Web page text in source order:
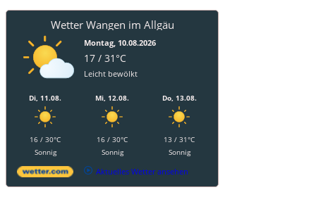
Wetter Wangen im Allgäu
Montag, 10.08.2026
17 / 31°C
Leicht bewölkt
Di, 11.08.
16 / 30°C
Sonnig
Mi, 12.08.
16 / 30°C
Sonnig
Do, 13.08.
13 / 31°C
Sonnig
Aktuelles Wetter ansehen